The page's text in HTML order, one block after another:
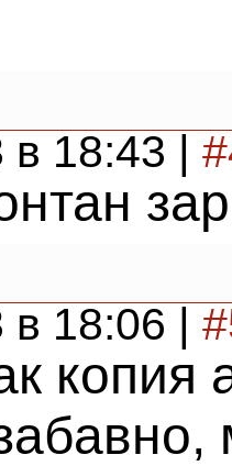
в 18:43 |
в 18:06 |
копия